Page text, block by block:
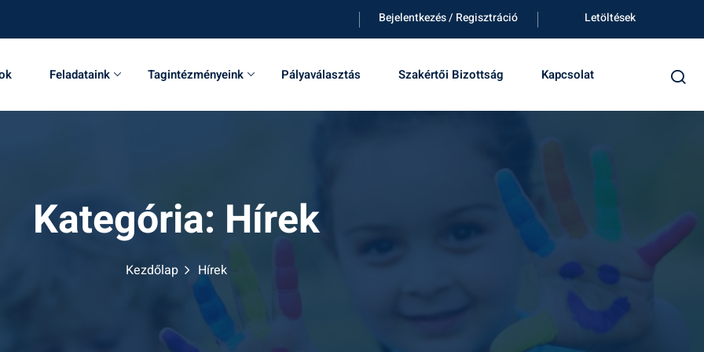
Bejelentkezés / Regisztráció Letöltések
Feladataink Tagintézményeink Pályaválasztás Szakértői Bizottság Kapcsolat
Kategória: Hírek
Kezdőlap Hírek